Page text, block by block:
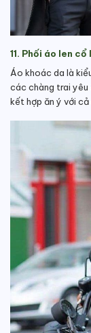
11. Phối áo len
Áo khoác da là
các chàng trai
kết hợp ăn ý với cả